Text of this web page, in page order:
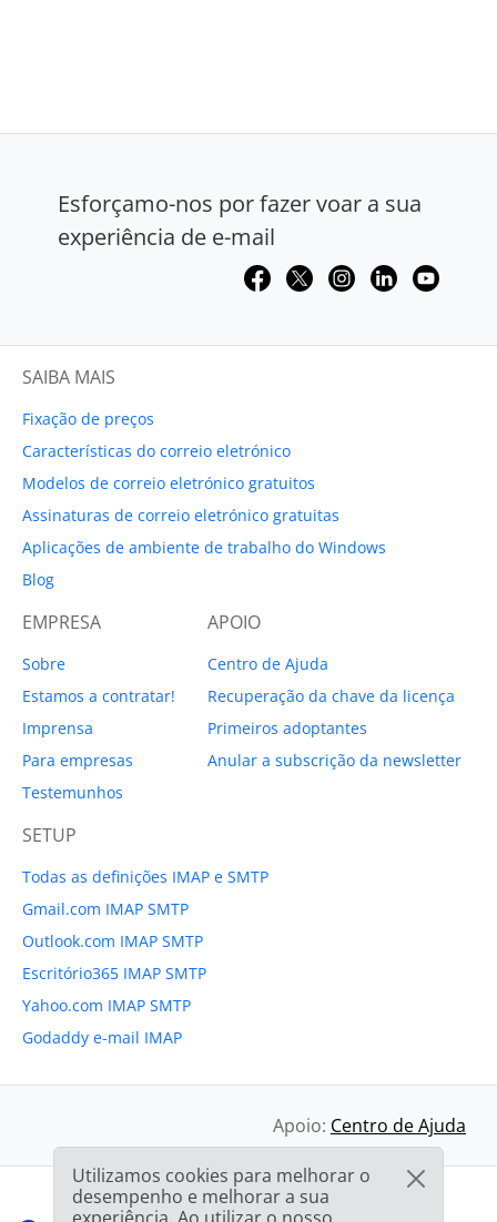
Esforçamo-nos por fazer voar a sua
experiência de e-mail
SAIBA MAIS
Fixação de preços
Características do correio eletrónico
Modelos de correio eletrónico gratuitos
Assinaturas de correio eletrónico gratuitas
Aplicações de ambiente de trabalho do Windows
Blog
EMPRESA
Sobre
Estamos a contratar!
Imprensa
Para empresas
Testemunhos
APOIO
Centro de Ajuda
Recuperação da chave da licença
Primeiros adoptantes
Anular a subscrição da newsletter
SETUP
Todas as definições IMAP e SMTP
Gmail.com IMAP SMTP
Outlook.com IMAP SMTP
Escritório365 IMAP SMTP
Yahoo.com IMAP SMTP
Godaddy e-mail IMAP
Apoio: Centro de Ajuda
Utilizamos cookies para melhorar o
desempenho e melhorar a sua